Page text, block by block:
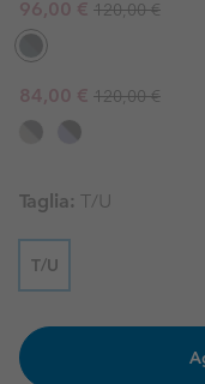
Sale price:
96,00 € Regular price:
120,00 €
Sale price:
84,00 € Regular price:
120,00 €
Taglia: T/U
T/U